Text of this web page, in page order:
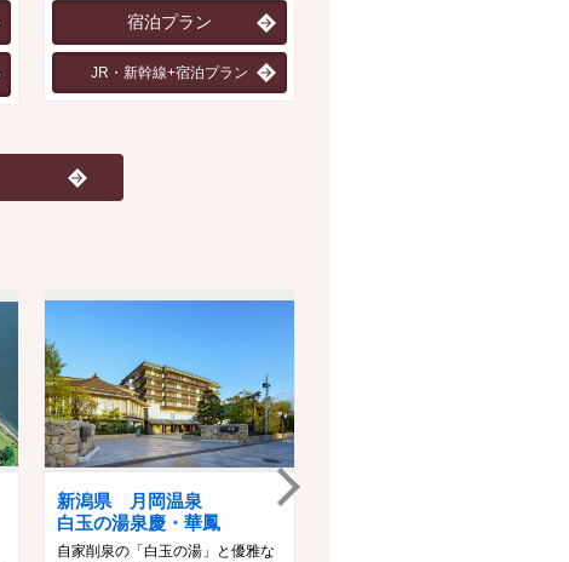
宿泊プラン
JR・新幹線+宿泊プラン
新潟県 月岡温泉
白玉の湯泉慶・華鳳
自家削泉の「白玉の湯」と優雅な